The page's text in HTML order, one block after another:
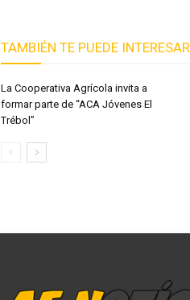
TAMBIÉN TE PUEDE INTERESAR
La Cooperativa Agrícola invita a
formar parte de “ACA Jóvenes El
Trébol”